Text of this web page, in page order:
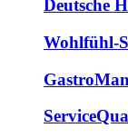
Deutsche
Wohlfühl-